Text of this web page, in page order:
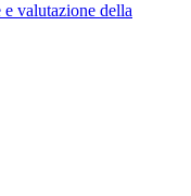
valutazione della